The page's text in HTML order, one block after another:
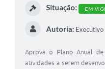
Situação: EM
Autoria: Executivo
Aprova o Plano Anual
atividades a serem